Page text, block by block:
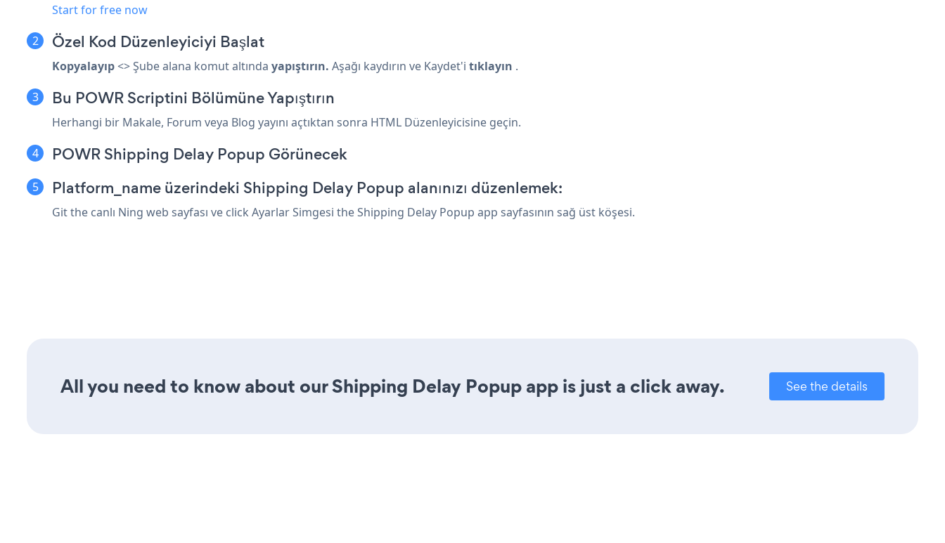
Start for free now
Özel Kod Düzenleyiciyi Başlat
Kopyalayıp<> Şube alana komut altında yapıştırın. Aşağı kaydırın ve Kaydet'i tıklayın .
Bu POWR Scriptini Bölümüne Yapıştırın
Herhangi bir Makale, Forum veya Blog yayını açtıktan sonra HTML Düzenleyicisine geçin.
POWR Shipping Delay Popup Görünecek
Platform_name üzerindeki Shipping Delay Popup alanınızı düzenlemek:
Git the canlı Ning web sayfası ve click Ayarlar Simgesi the Shipping Delay Popup app sayfasının sağ üst köşesi.
All you need to know about our Shipping Delay Popup app is just a click away. See the details